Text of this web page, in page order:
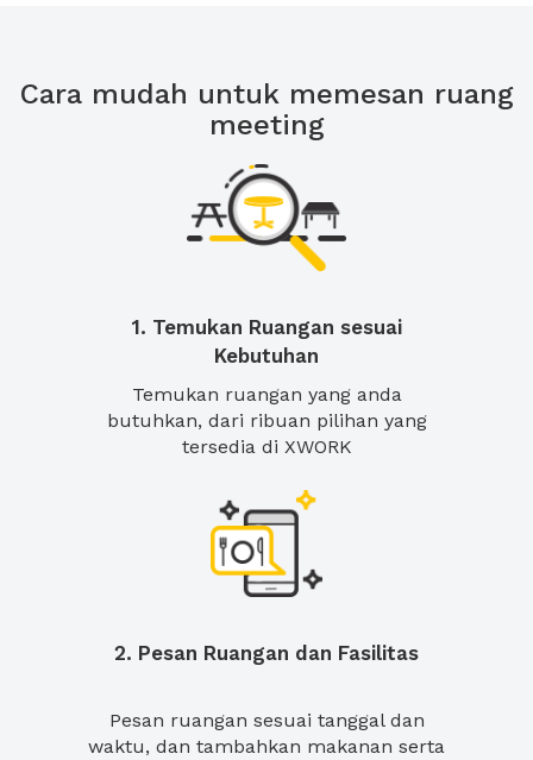
Cara mudah untuk memesan ruang
meeting
1. Temukan Ruangan sesuai
Kebutuhan
Temukan ruangan yang anda
butuhkan, dari ribuan pilihan yang
tersedia di XWORK
2. Pesan Ruangan dan Fasilitas
Pesan ruangan sesuai tanggal dan
waktu, dan tambahkan makanan serta